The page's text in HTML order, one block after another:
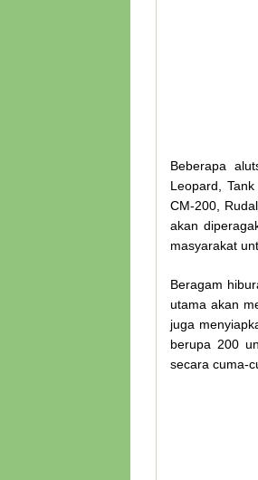
Beberapa
Leopard,
CM-200,
akan
masyarakat
Beragam
utama akan
juga
berupa 200
secara cuma-